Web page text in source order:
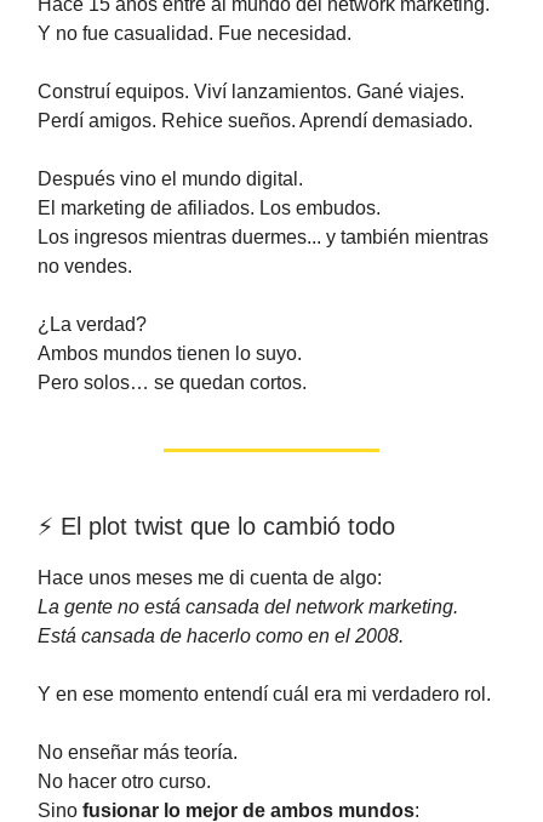
Hace 15 años entré al mundo del network marketing.
Y no fue casualidad. Fue necesidad.
Construí equipos. Viví lanzamientos. Gané viajes.
Perdí amigos. Rehice sueños. Aprendí demasiado.
Después vino el mundo digital.
El marketing de afiliados. Los embudos.
Los ingresos mientras duermes... y también mientras
no vendes.
¿La verdad?
Ambos mundos tienen lo suyo.
Pero solos… se quedan cortos.
⚡ El plot twist que lo cambió todo
Hace unos meses me di cuenta de algo:
La gente no está cansada del network marketing.
Está cansada de hacerlo como en el 2008.
Y en ese momento entendí cuál era mi verdadero rol.
No enseñar más teoría.
No hacer otro curso.
Sino fusionar lo mejor de ambos mundos: